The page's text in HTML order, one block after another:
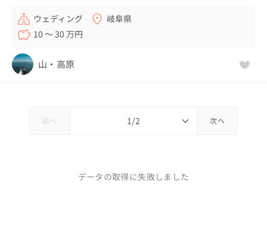
ウェディング
岐阜県
10 〜 30 万円
山・高原
前へ 次へ
データの取得に失敗しました